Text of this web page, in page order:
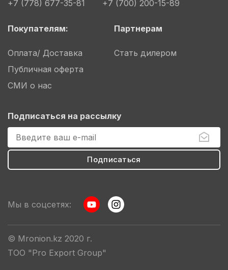
+7 (778) 677-35-81 +7 (700) 200-15-89
Покупателям:
Оплата/ Доставка
Публичная оферта
СМИ о нас
Партнерам
Стать дилером
Подписаться на рассылку
© Mronion.kz 2020 г.
ТОО "Pro Export Group"
Мы в соцсетях: